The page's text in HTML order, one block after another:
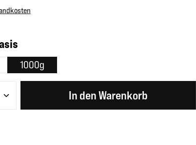
auswählen
1000g
den gewünschten Wert ein oder
In den Warenkorb